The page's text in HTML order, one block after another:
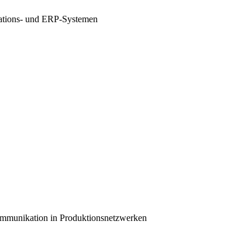
und ERP-Systemen
in Produktionsnetzwerken